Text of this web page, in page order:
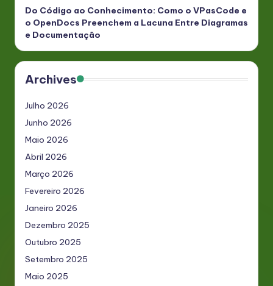
Do Código ao Conhecimento: Como o VPasCode e
o OpenDocs Preenchem a Lacuna Entre Diagramas
e Documentação
Archives
Julho 2026
Junho 2026
Maio 2026
Abril 2026
Março 2026
Fevereiro 2026
Janeiro 2026
Dezembro 2025
Outubro 2025
Setembro 2025
Maio 2025